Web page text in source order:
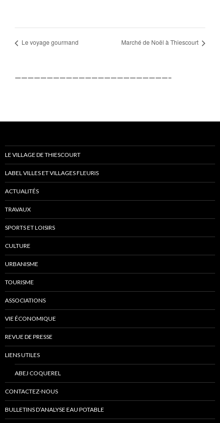
Le voyage gourmand Marché de Noël à Thiescourt
————————————————————————–
LE VILLAGE DE THIESCOURT
LABEL VILLES ET VILLAGES FLEURIS
ACTUALITÉS
TRAVAUX
SPORTS ET LOISIRS
CULTURE
URBANISME
TOURISME
ASSOCIATIONS
VIE ÉCONOMIQUE
REVUE DE PRESSE
LIENS UTILES
ABEJ COQUEREL
CONTACTEZ-NOUS
BULLETINS D’ANALYSE EAU POTABLE